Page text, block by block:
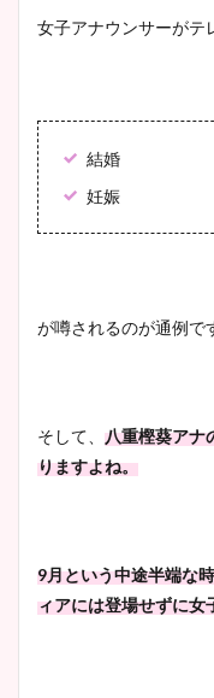
女子アナウンサーがテ
結婚
妊娠
が噂されるのが通例で
そして、 八重樫葵アナ
りますよね。
9月という中途半端な
ィアには登場せずに女